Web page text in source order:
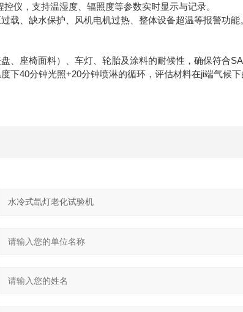
仪，支持温湿度、辐照度等参数实时显示与记录。
载、缺水保护、风机电机过热、整体设备超温等报警功能
、座椅面料）、车灯、轮胎及涂料的耐候性，确保符合
40分钟光照+20分钟喷淋的循环，评估材料在ji端气候下